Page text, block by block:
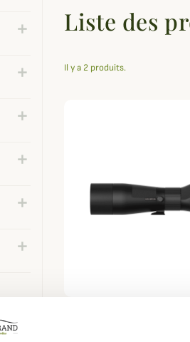
Liste des
Il y a 2 produits.